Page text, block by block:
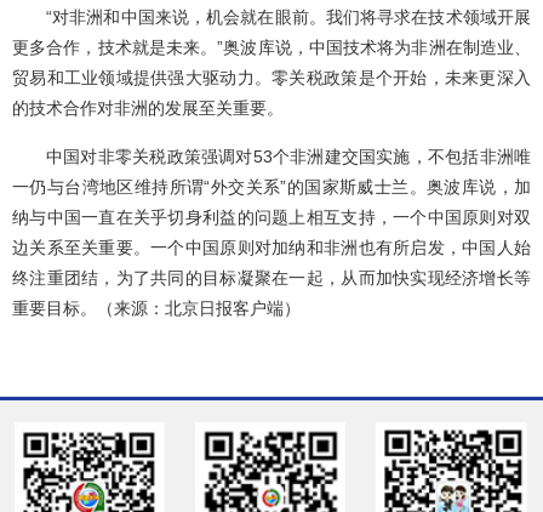
“对非洲和中国来说，机会就在眼前。我们将寻求在技术领域开展
更多合作，技术就是未来。”奥波库说，中国技术将为非洲在制造业、
贸易和工业领域提供强大驱动力。零关税政策是个开始，未来更深入
的技术合作对非洲的发展至关重要。
中国对非零关税政策强调对53个非洲建交国实施，不包括非洲唯
一仍与台湾地区维持所谓“外交关系”的国家斯威士兰 。奥波库说，加
纳与中国一直在关乎切身利益的问题上相互支持，一个中国原则对双
边关系至关重要。一个中国原则对加纳和非洲也有所启发，中国人始
终注重团结，为了共同的目标凝聚在一起，从而加快实现经济增长等
重要目标。（来源：北京日报客户端）